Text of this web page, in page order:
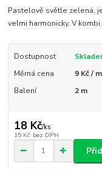
Pastelově světle zelená,
velmi harmonicky. V
Dostupnost
Měrná cena
9 Kč / m
Balení
2 m
18 Kč/ks
15 Kč bez DPH